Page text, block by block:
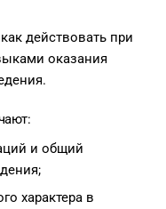
действовать при
оказания
и общий
характера в